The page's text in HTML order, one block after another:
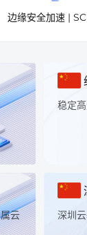
边缘安全加速 |
稳定
云
深圳